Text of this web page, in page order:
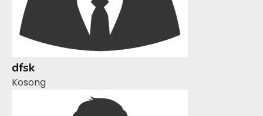
dfsk
Kosong